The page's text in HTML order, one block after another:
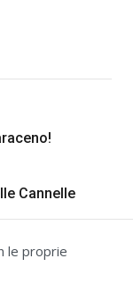
Cannelle
le proprie